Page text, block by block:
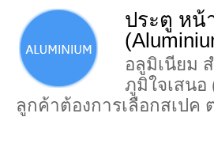
ประตู หน้
อลูมิเนียม
ภูมิใจเสนอ
ลูกค้าต้องการเลือกสเปค